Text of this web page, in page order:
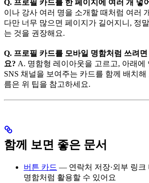
Q. 프로필 카드를 한 페이지에 여러 개 넣
이나 강사 여러 명을 소개할 때처럼 여러
다만 너무 많으면 페이지가 길어지니, 정
는 것을 권장해요.
Q. 프로필 카드를 모바일 명함처럼 쓰려
요? A. 명함형 레이아웃을 고르고, 아래에
SNS 채널을 보여주는 카드를 함께 배치해
름은 위 팁을 참고하세요.
함께 보면 좋은 문서
버튼 카드 — 연락처 저장·외부 링크
명함처럼 활용할 수 있어요